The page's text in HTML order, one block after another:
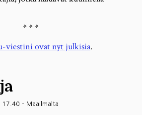
* * *
viestini ovat nyt julkisia.
17.40 - Maailmalta